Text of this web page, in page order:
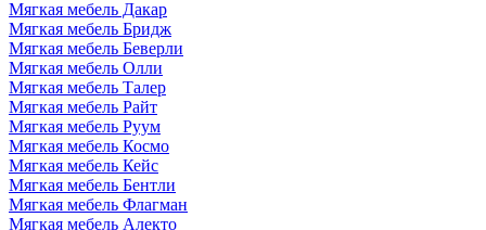
Мягкая мебель Дакар
Мягкая мебель Бридж
Мягкая мебель Беверли
Мягкая мебель Олли
Мягкая мебель Талер
Мягкая мебель Райт
Мягкая мебель Руум
Мягкая мебель Космо
Мягкая мебель Кейс
Мягкая мебель Бентли
Мягкая мебель Флагман
Мягкая мебель Алекто